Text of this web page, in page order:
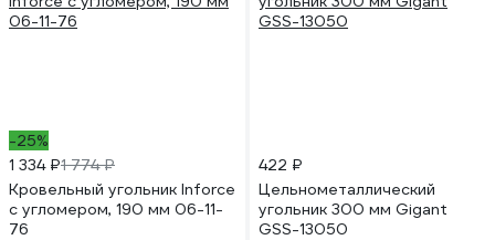
-25%
1 334 ₽1 774 ₽
Кровельный угольник Inforce
с угломером, 190 мм 06-11-
76
422 ₽
Цельнометаллический
угольник 300 мм Gigant
GSS-13050